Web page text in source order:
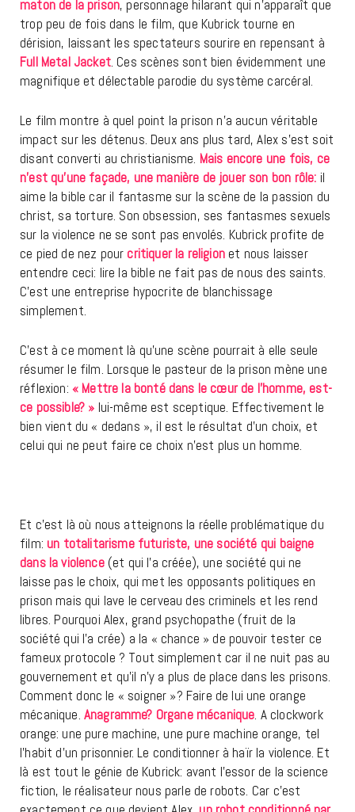
maton de la prison, personnage hilarant qui n’apparaît que
trop peu de fois dans le film, que Kubrick tourne en
dérision, laissant les spectateurs sourire en repensant à
Full Metal Jacket. Ces scènes sont bien évidemment une
magnifique et délectable parodie du système carcéral.
Le film montre à quel point la prison n’a aucun véritable
impact sur les détenus. Deux ans plus tard, Alex s’est soit
disant converti au christianisme. Mais encore une fois, ce
n’est qu’une façade, une manière de jouer son bon rôle: il
aime la bible car il fantasme sur la scène de la passion du
christ, sa torture. Son obsession, ses fantasmes sexuels
sur la violence ne se sont pas envolés. Kubrick profite de
ce pied de nez pour critiquer la religion et nous laisser
entendre ceci: lire la bible ne fait pas de nous des saints.
C’est une entreprise hypocrite de blanchissage
simplement.
C’est à ce moment là qu’une scène pourrait à elle seule
résumer le film. Lorsque le pasteur de la prison mène une
réflexion: « Mettre la bonté dans le cœur de l’homme, est-
ce possible? » lui-même est sceptique. Effectivement le
bien vient du « dedans », il est le résultat d’un choix, et
celui qui ne peut faire ce choix n’est plus un homme.
Et c’est là où nous atteignons la réelle problématique du
film: un totalitarisme futuriste, une société qui baigne
dans la violence(et qui l’a créée), une société qui ne
laisse pas le choix, qui met les opposants politiques en
prison mais qui lave le cerveau des criminels et les rend
libres. Pourquoi Alex, grand psychopathe (fruit de la
société qui l’a crée) a la « chance » de pouvoir tester ce
fameux protocole ? Tout simplement car il ne nuit pas au
gouvernement et qu’il n’y a plus de place dans les prisons.
Comment donc le « soigner »? Faire de lui une orange
mécanique. Anagramme? Organe mécanique. A clockwork
orange: une pure machine, une pure machine orange, tel
l’habit d’un prisonnier. Le conditionner à haïr la violence. Et
là est tout le génie de Kubrick: avant l’essor de la science
fiction, le réalisateur nous parle de robots. Car c’est